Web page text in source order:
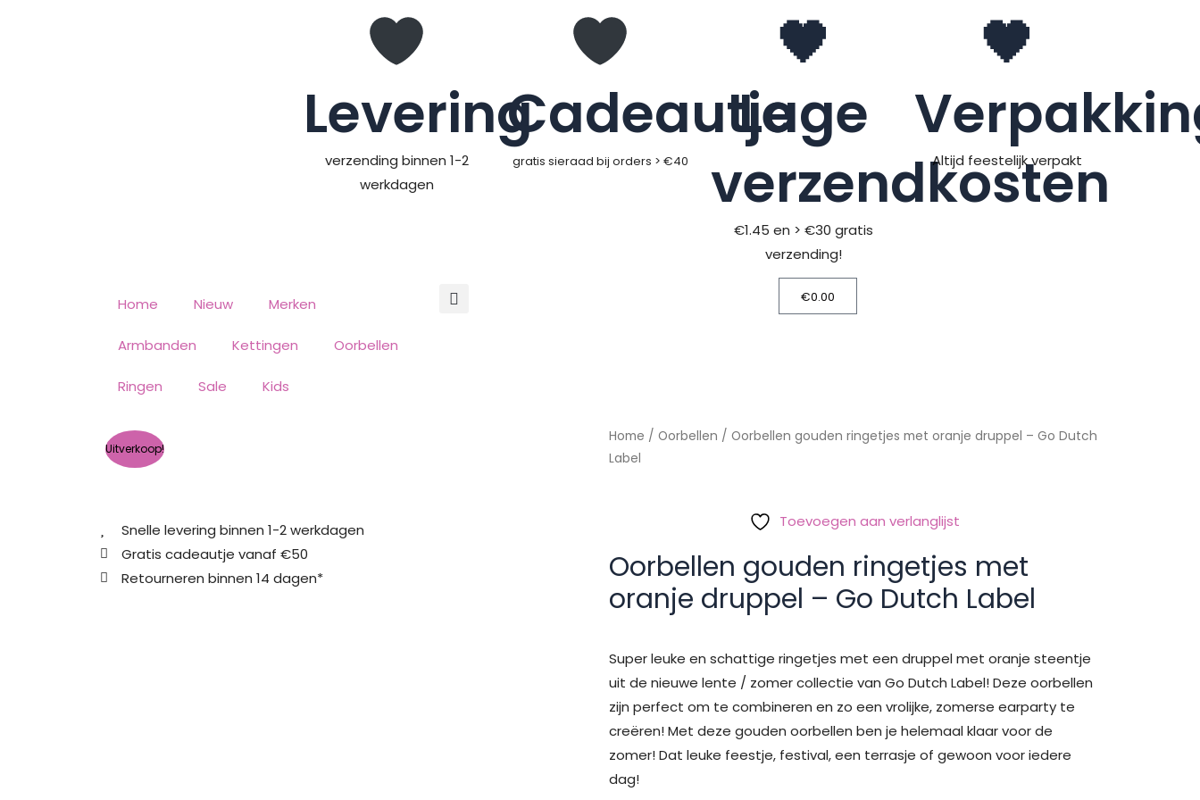
Levering
verzending binnen 1-2
werkdagen
Cadeautje
gratis sieraad bij orders > €40
🖤
Lage
verzendkosten
€1.45 en > €30 gratis
verzending!
🖤
Altijd feestelijk verpakt
Home Nieuw Merken
Armbanden Kettingen Oorbellen
Ringen Sale Kids
€0.00Winkelwagen
Uitverkoop!
Snelle levering binnen 1-2 werkdagen
Gratis cadeautje vanaf €50
Retourneren binnen 14 dagen*
Home / Oorbellen / Oorbellen gouden ringetjes met oranje druppel – Go Dutch
Label
Toevoegen aan verlanglijst
Oorbellen gouden ringetjes met
oranje druppel – Go Dutch Label
Super leuke en schattige ringetjes met een druppel met oranje steentje
uit de nieuwe lente / zomer collectie van Go Dutch Label! Deze oorbellen
zijn perfect om te combineren en zo een vrolijke, zomerse earparty te
creëren! Met deze gouden oorbellen ben je helemaal klaar voor de
zomer! Dat leuke feestje, festival, een terrasje of gewoon voor iedere
dag!